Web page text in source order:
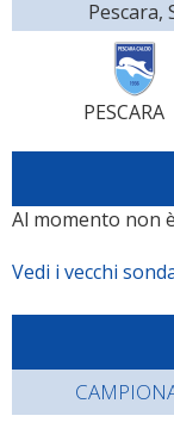
Pescara,
PESCARA
Al momento non
Vedi i vecchi